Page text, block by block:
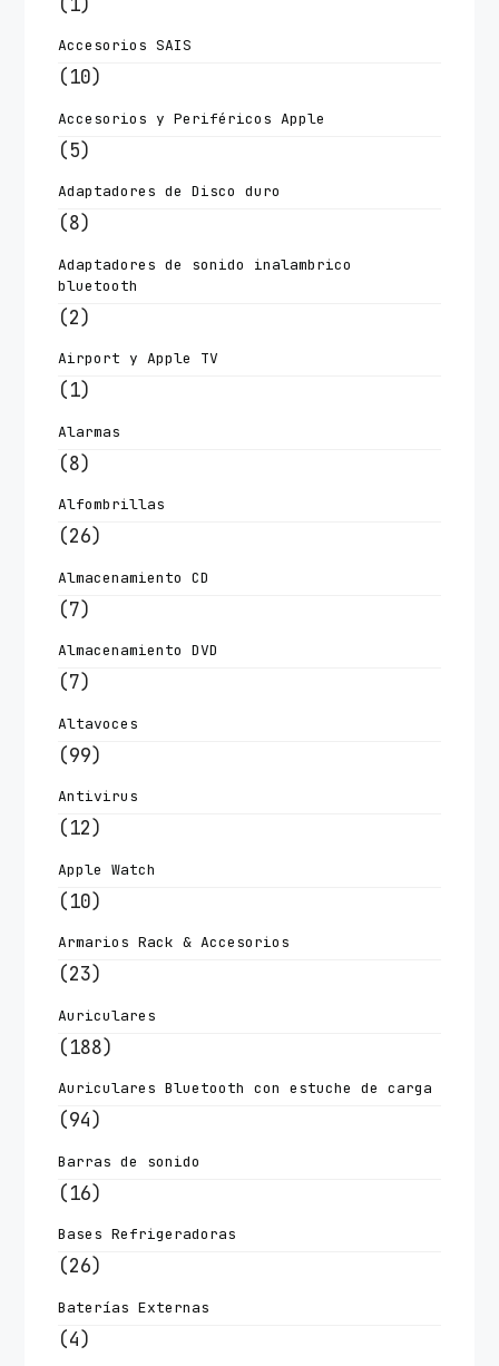
Accesorios SAIS
(10)
Accesorios y Periféricos Apple
(5)
Adaptadores de Disco duro
(8)
Adaptadores de sonido inalambrico
bluetooth
(2)
Airport y Apple TV
(1)
Alarmas
(8)
Alfombrillas
(26)
Almacenamiento CD
(7)
Almacenamiento DVD
(7)
Altavoces
(99)
Antivirus
(12)
Apple Watch
(10)
Armarios Rack & Accesorios
(23)
Auriculares
(188)
Auriculares Bluetooth con estuche de carga
(94)
Barras de sonido
(16)
Bases Refrigeradoras
(26)
Baterías Externas
(4)